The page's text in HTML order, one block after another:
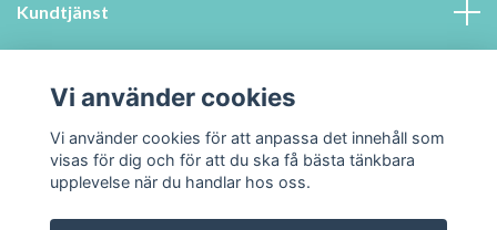
Kundtjänst
Sociala medier
Vi använder cookies
Vi använder cookies för att anpassa det innehåll som
visas för dig och för att du ska få bästa tänkbara
upplevelse när du handlar hos oss.